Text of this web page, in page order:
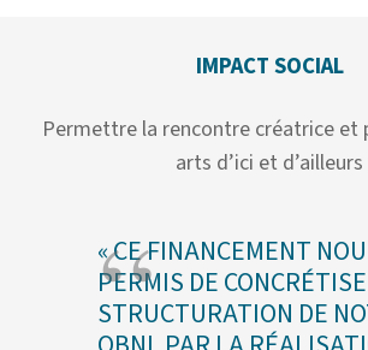
IMPACT SOCIAL
Permettre la rencontre créatrice et
arts d’ici et d’ailleurs
« CE FINANCEMENT
PERMIS DE
STRUCTURATION DE